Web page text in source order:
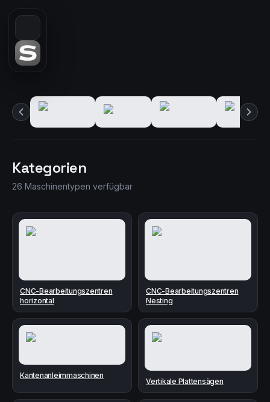
Kategorien
26 Maschinentypen verfügbar
CNC-Bearbeitungszentren
horizontal
CNC-Bearbeitungszentren
Nesting
Kantenanleimmaschinen
Vertikale Plattensägen